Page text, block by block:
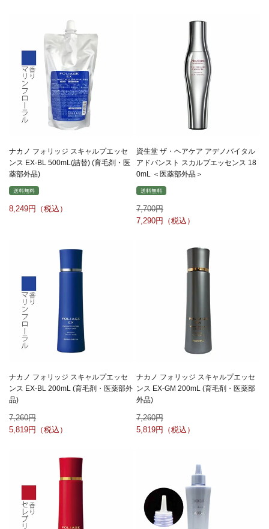
ナカノ フォリッジ スキャルプエッセ
ンス EX-BL 500mL(詰替) (育毛剤・医
薬部外品)
送料無料
8,249
資生堂 ザ・ヘアケア アデノバイタル
アドバンスト スカルプエッセンス 18
0mL ＜医薬部外品＞
送料無料
7,700
7,290
ナカノ フォリッジ スキャルプエッセ
ンス EX-BL 200mL (育毛剤・医薬部外
品)
7,260
5,819
ナカノ フォリッジ スキャルプエッセ
ンス EX-GM 200mL (育毛剤・医薬部
外品)
7,260
5,819